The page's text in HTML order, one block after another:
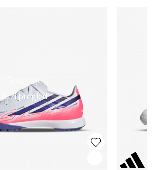
Detaljnije
Brzi pregled